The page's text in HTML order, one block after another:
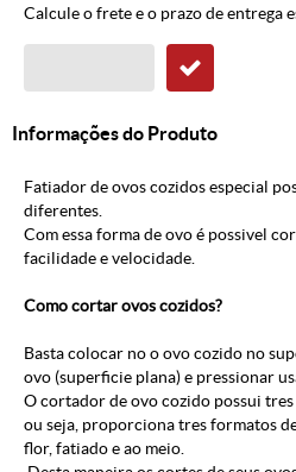
Calcule o frete e o prazo de entrega
Informações do Produto
Fatiador de ovos cozidos especial
diferentes.
Com essa forma de ovo é possivel
facilidade e velocidade.
Como cortar ovos cozidos?
Basta colocar no o ovo cozido no
ovo (superficie plana) e pressionar
O cortador de ovo cozido possui
ou seja, proporciona tres formatos
flor, fatiado e ao meio.